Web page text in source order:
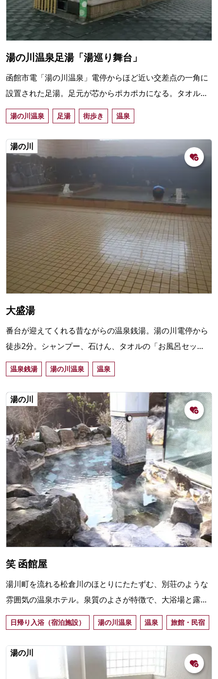
湯の川温泉足湯「湯巡り舞台」
函館市電「湯の川温泉」電停からほど近い交差点の一角に
設置された足湯。足元が芯からポカポカになる。タオルは
ご持参を。
湯の川温泉 足湯 街歩き 温泉
湯の川
大盛湯
番台が迎えてくれる昔ながらの温泉銭湯。湯の川電停から
徒歩2分。シャンプー、石けん、タオルの「お風呂セッ
ト」も用意、手ぶらの旅行者でも気軽に味わえる湯の川の
天然温泉。
温泉銭湯 湯の川温泉 温泉
湯の川
笑 函館屋
湯川町を流れる松倉川のほとりにたたずむ、別荘のような
雰囲気の温泉ホテル。泉質のよさが特徴で、大浴場と露天
風呂を楽しめる。タオルが用意されているので手ぶらでも
OK。
日帰り入浴（宿泊施設） 湯の川温泉 温泉 旅館・民宿
湯の川